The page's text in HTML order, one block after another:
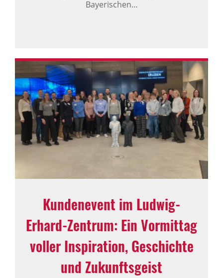
Bayerischen…
Kundenevent im Ludwig-
Erhard-Zentrum: Ein Vormittag
voller Inspiration, Geschichte
und Zukunftsgeist